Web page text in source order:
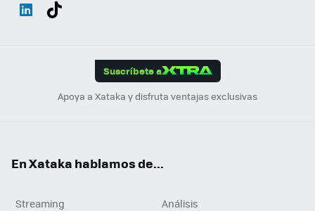
Suscríbete a
Apoya a Xataka y disfruta ventajas exclusivas
En Xataka hablamos de...
Streaming
Análisis